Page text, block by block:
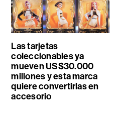
Las tarjetas
coleccionables ya
mueven US$30.000
millones y esta marca
quiere convertirlas en
accesorio